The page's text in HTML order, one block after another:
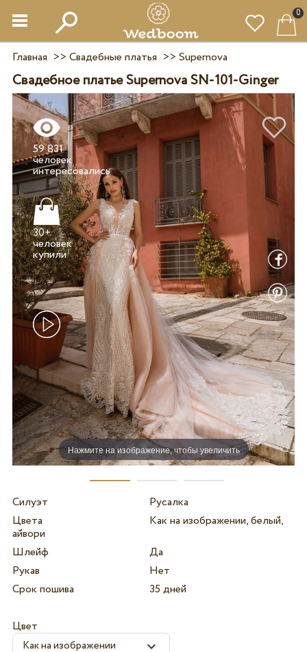
0
Главная >> Свадебные платья >> Supernova
Свадебное платье Supernova SN-101-Ginger
Нажмите на изображение, чтобы увеличить
59 831
человек
интересовались
30+
человек
купили
Силуэт
Русалка
Цвета
Как на изображении, белый,
айвори
Шлейф
Да
Рукав
Нет
Срок пошива
35 дней
Цвет